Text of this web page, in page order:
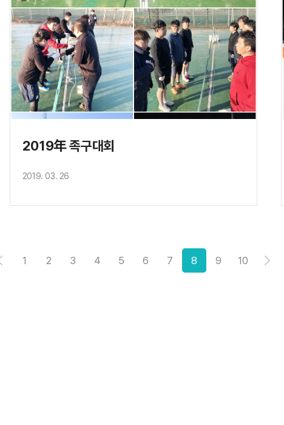
2019年 족구대회
2019. 03. 26
1 2 3 4 5 6 7 8 9 10